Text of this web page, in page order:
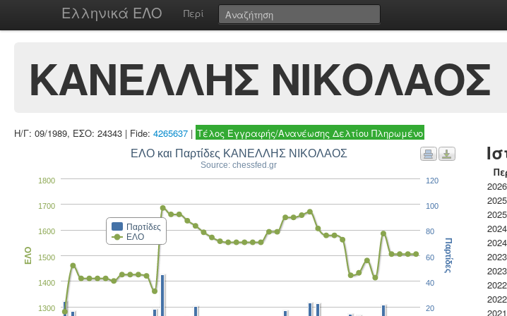
Ελληνικά ΕΛΟ Περί
ΚΑΝΕΛΛΗΣ ΝΙΚΟΛΑΟΣ
Η/Γ: 09/1989, ΕΣΟ: 24343 | Fide: 4265637 | Τέλος Εγγραφής/Ανανέωσης Δελτίου Πληρωμένο
ΕΛΟ και Παρτίδες ΚΑΝΕΛΛΗΣ ΝΙΚΟΛΑΟΣ
Source: chessfed.gr
Παρτίδες
ΕΛΟ
1300
1400
1500
1600
1700
1800
ΕΛΟ
20
40
60
80
100
120
Παρτίδες